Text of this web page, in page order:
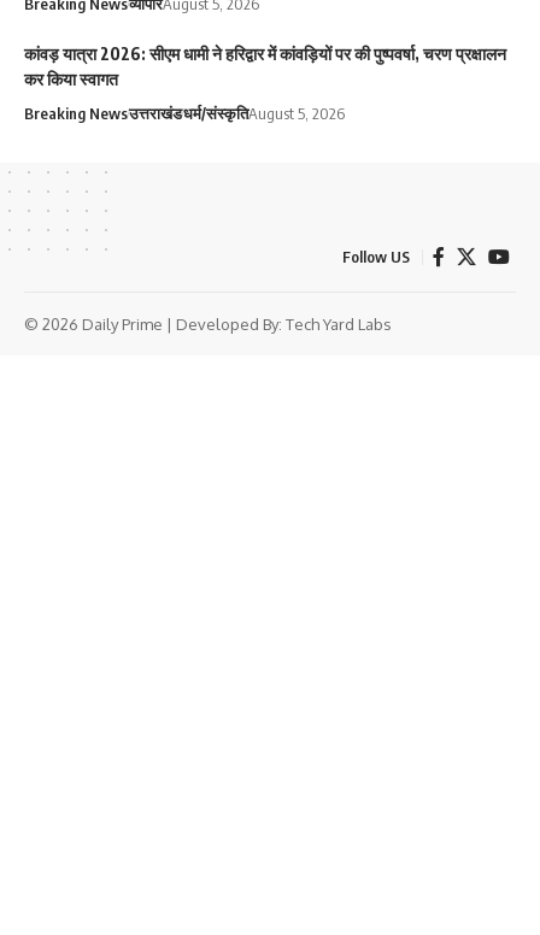
कांवड़ यात्रा 2026: सीएम धामी ने हरिद्वार में कांवड़ियों पर की पुष्पवर्षा, चरण प्रक्षालन
कर किया स्वागत
Breaking Newsउत्तराखंडधर्म/संस्कृतिAugust 5, 2026
Follow US
© 2026 Daily Prime | Developed By: Tech Yard Labs